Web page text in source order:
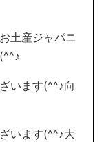
土産ジャパニ
います(^^♪向
います(^^♪大